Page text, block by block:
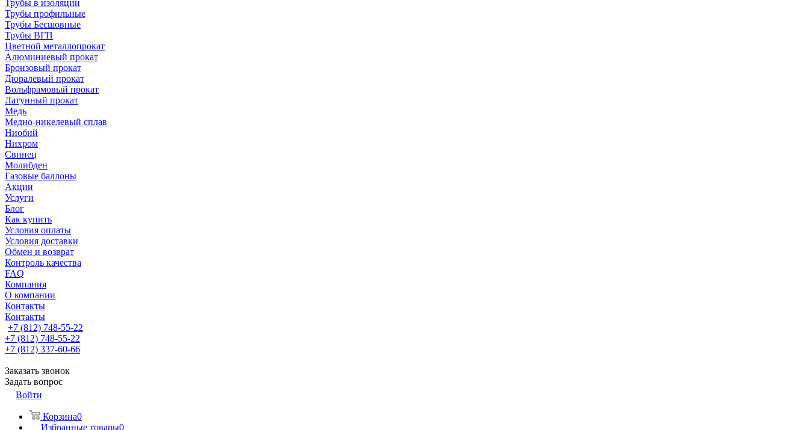
Трубы в изоляции
Трубы профильные
Трубы Бесшовные
Трубы ВГП
Цветной металлопрокат
Алюминиевый прокат
Бронзовый прокат
Дюралевый прокат
Вольфрамовый прокат
Латунный прокат
Медь
Медно-никелевый сплав
Ниобий
Нихром
Свинец
Молибден
Газовые баллоны
Акции
Услуги
Блог
Как купить
Условия оплаты
Условия доставки
Обмен и возврат
Контроль качества
FAQ
Компания
О компании
Контакты
Контакты
+7 (812) 748-55-22
+7 (812) 748-55-22
+7 (812) 337-60-66
Заказать звонок
Задать вопрос
Войти
Корзина0
Избранные товары0